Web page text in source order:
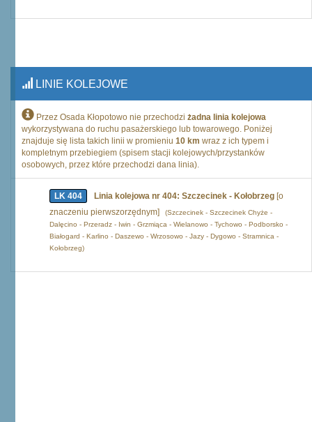
LINIE KOLEJOWE
Przez Osada Kłopotowo nie przechodzi żadna linia kolejowa
wykorzystywana do ruchu pasażerskiego lub towarowego. Poniżej
znajduje się lista takich linii w promieniu 10 km wraz z ich typem i
kompletnym przebiegiem (spisem stacji kolejowych/przystanków
osobowych, przez które przechodzi dana linia).
LK 404 Linia kolejowa nr 404: Szczecinek - Kołobrzeg [o
znaczeniu pierwszorzędnym]
(Szczecinek - Szczecinek Chyże -
Dalęcino - Przeradz - Iwin - Grzmiąca - Wielanowo - Tychowo - Podborsko -
Białogard - Karlino - Daszewo - Wrzosowo - Jazy - Dygowo - Stramnica -
Kołobrzeg)